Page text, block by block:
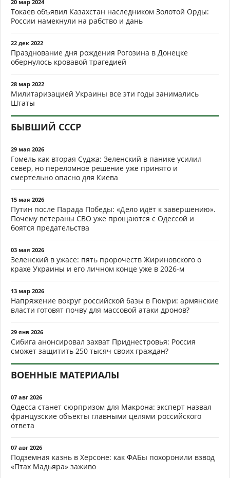
20 мар 2024
Токаев объявил Казахстан наследником Золотой Орды:
России намекнули на рабство и дань
22 дек 2022
Празднование дня рождения Рогозина в Донецке
обернулось кровавой трагедией
28 мар 2022
Милитаризацией Украины все эти годы занимались
Штаты
БЫВШИЙ СССР
29 мая 2026
Гомель как вторая Суджа: Зеленский в панике усилил
север, но переломное решение уже принято и
смертельно опасно для Киева
15 мая 2026
Путин после Парада Победы: «Дело идёт к завершению».
Почему ветераны СВО уже прощаются с Одессой и
боятся предательства
03 мая 2026
Зеленский в ужасе: пять пророчеств Жириновского о
крахе Украины и его личном конце уже в 2026-м
13 мар 2026
Напряжение вокруг российской базы в Гюмри: армянские
власти готовят почву для массовой атаки дронов?
29 янв 2026
Сибига анонсировал захват Приднестровья: Россия
сможет защитить 250 тысяч своих граждан?
ВОЕННЫЕ МАТЕРИАЛЫ
07 авг 2026
Одесса станет сюрпризом для Макрона: эксперт назвал
французские объекты главными целями российского
ответа
07 авг 2026
Подземная казнь в Херсоне: как ФАБы похоронили взвод
«Птах Мадьяра» заживо